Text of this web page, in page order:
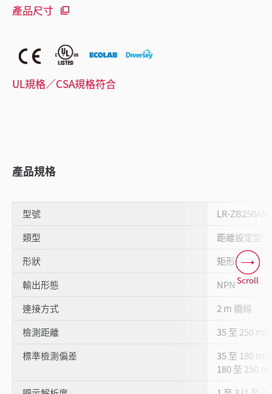
產品尺寸
UL規格／CSA規格符合
產品規格
型號
LR-ZB250AN
類型
距離設定型
形狀
矩形
輸出形態
NPN
連接方式
2 m 纜線
檢測距離
35 至 250
標準檢測偏差
35 至 180
180 至 250
Scroll